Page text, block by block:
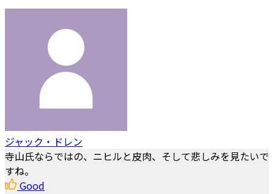
ジャック・ドレン
寺山氏ならではの、ニヒルと皮肉、そして悲しみを見たいで
すね。
Good